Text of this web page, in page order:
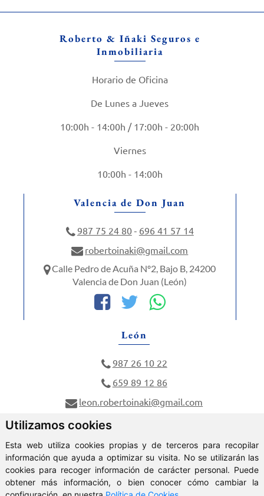
Utilizamos cookies
Esta web utiliza cookies propias y de terceros para recopilar
información que ayuda a optimizar su visita. No se utilizarán las
cookies para recoger información de carácter personal. Puede
obtener más información, o bien conocer cómo cambiar la
Roberto & Iñaki Seguros e
Inmobiliaria
Horario de Oficina
De Lunes a Jueves
10:00h - 14:00h / 17:00h - 20:00h
Viernes
10:00h - 14:00h
Valencia de Don Juan
987 75 24 80- 696 41 57 14
robertoinaki@gmail.com
Calle Pedro de Acuña Nº2, Bajo B, 24200
Valencia de Don Juan (León)
León
987 26 10 22
659 89 12 86
leon.robertoinaki@gmail.com
Calle Dos Hermanas Nº6, 24005 León (León)
ClickViviendas